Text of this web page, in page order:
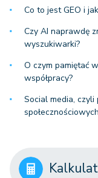
Co to jest GEO i
Czy AI naprawdę
wyszukiwarki?
O czym pamiętać
współpracy?
Social media,
społecznościowych